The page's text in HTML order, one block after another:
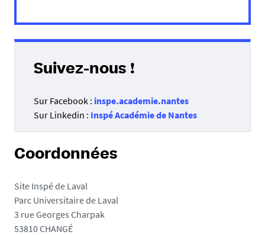
Suivez-nous !
Sur Facebook : inspe.academie.nantes
Sur Linkedin : Inspé Académie de Nantes
Coordonnées
Site Inspé de Laval
Parc Universitaire de Laval
3 rue Georges Charpak
53810 CHANGÉ